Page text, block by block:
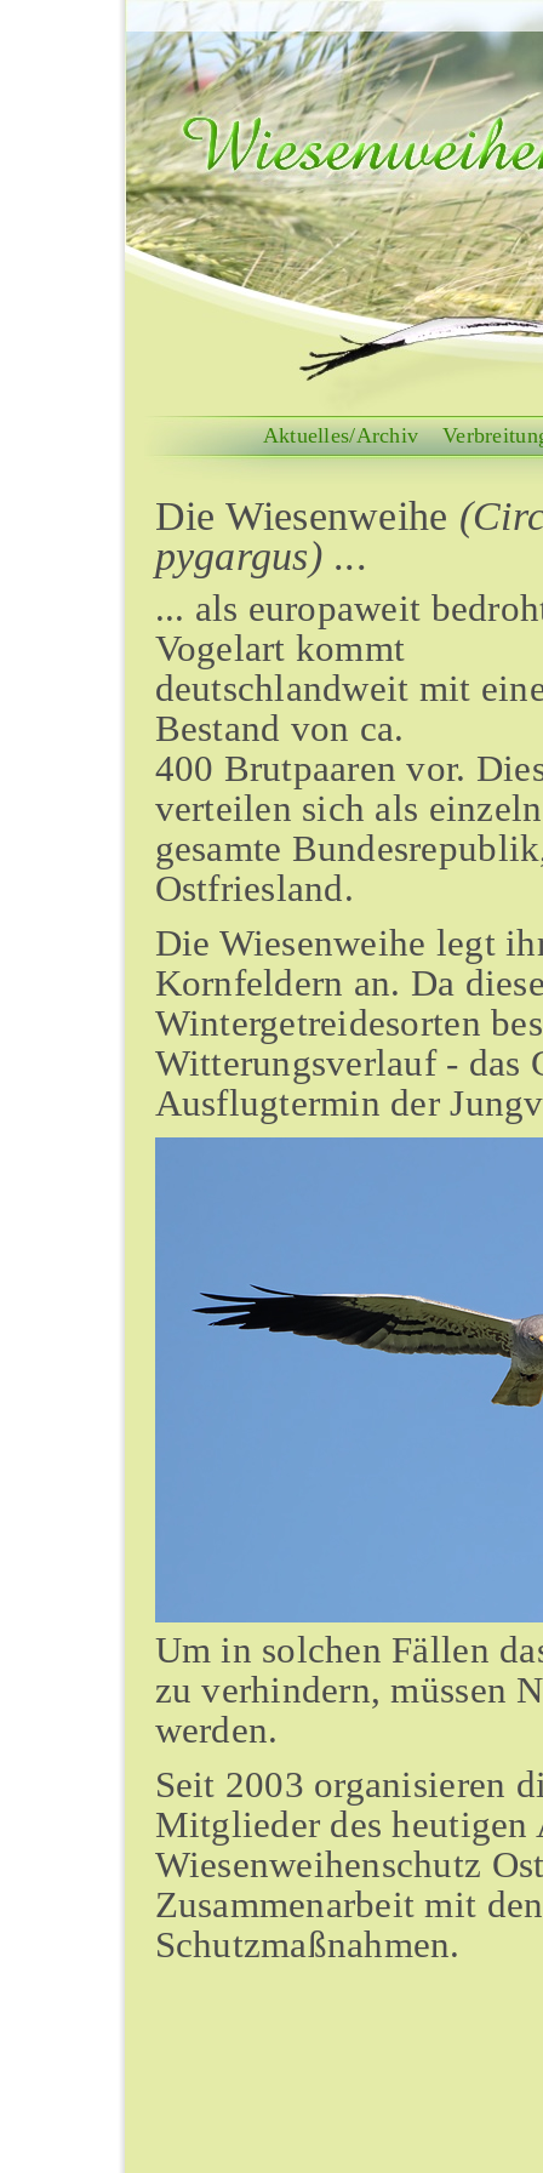
Aktuelles/Archiv
Die Wiesenweihe
pygargus)...
... als europaweit
Vogelart kommt
deutschlandweit mit
Bestand von ca.
400 Brutpaaren vor.
verteilen sich als
gesamte
Ostfriesland.
Die Wiesenweihe legt
Kornfeldern an. Da
Wintergetreidesorten
Witterungsverlauf - das
Ausflugtermin der
Um in solchen Fällen
zu verhindern, müssen
werden.
Seit 2003 organisieren
Mitglieder des heutigen
Wiesenweihenschutz
Zusammenarbeit mit
Schutzmaßnahmen.